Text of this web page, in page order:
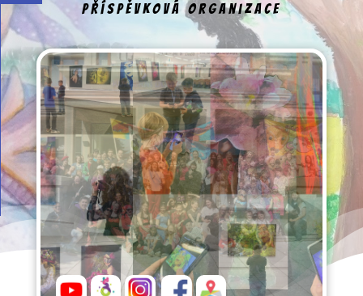
příspěvková organizace